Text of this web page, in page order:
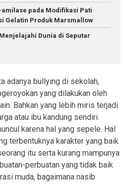
pada Modifikasi Pati
Gelatin Produk Marsmallow
Dunia di Seputar
adanya bullying di sekolah,
yang dilakukan oleh
Bahkan yang lebih miris terjadi
atau ibu kandung sendiri.
karena hal yang sepele. Hal
terbentuknya karakter yang baik
itu serta kurang mampunya
perbuatan yang tidak baik
muda, bagaimana nasib